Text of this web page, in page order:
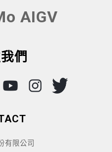
AIGV
們
有限公司